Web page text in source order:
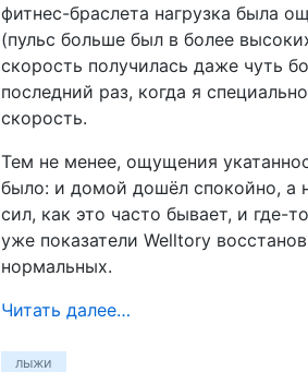
фитнес-браслета нагрузка была
(пульс больше был в более
скорость получилась даже чуть
последний раз, когда я
скорость.
Тем не менее, ощущения
было: и домой дошёл спокойно, а
сил, как это часто бывает, и где-
уже показатели Welltory
нормальных.
Читать далее…
лыжи